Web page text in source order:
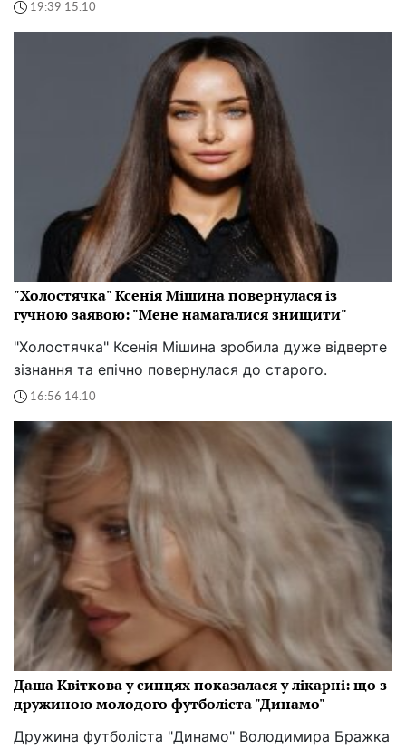
19:39 15.10
"Холостячка" Ксенія Мішина повернулася із
гучною заявою: "Мене намагалися знищити"
"Холостячка" Ксенія Мішина зробила дуже відверте
зізнання та епічно повернулася до старого.
16:56 14.10
Даша Квіткова у синцях показалася у лікарні: що з
дружиною молодого футболіста "Динамо"
Дружина футболіста "Динамо" Володимира Бражка